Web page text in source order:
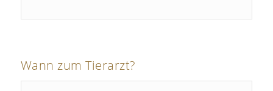
Wann zum Tierarzt?